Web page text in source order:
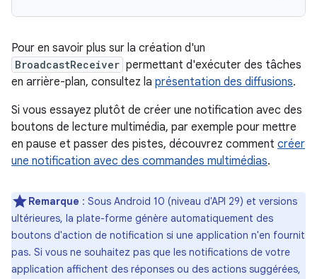
Pour en savoir plus sur la création d'un
BroadcastReceiver permettant d'exécuter des tâches
en arrière-plan, consultez la présentation des diffusions.
Si vous essayez plutôt de créer une notification avec des
boutons de lecture multimédia, par exemple pour mettre
en pause et passer des pistes, découvrez comment créer
une notification avec des commandes multimédias.
Remarque : Sous Android 10 (niveau d'API 29) et versions
ultérieures, la plate-forme génère automatiquement des
boutons d'action de notification si une application n'en fournit
pas. Si vous ne souhaitez pas que les notifications de votre
application affichent des réponses ou des actions suggérées,